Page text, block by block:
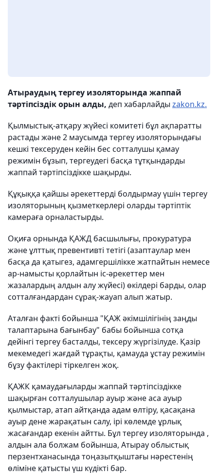
Атыраудың тергеу изоляторында жаппай
тәртіпсіздік орын алды, деп хабарлайды zakon.kz.
Қылмыстық-атқару жүйесі комитеті бұл ақпаратты
растады және 2 маусымда тергеу изоляторындағы
кешкі тексеруден кейін бес сотталушы қамау
режимін бұзып, тергеудегі басқа тұтқындарды
жаппай тәртіпсіздікке шақырды.
Құқыққа қайшы әрекеттерді болдырмау үшін тергеу
изоляторының қызметкерлері оларды тәртіптік
камераға орналастырды.
Оқиға орнында ҚАЖД басшылығы, прокуратура
және ұлттық превентивті тетігі (азаптаулар мен
басқа да қатыгез, адамгершілікке жатпайтын немесе
ар-намысты қорлайтын іс-әрекеттер мен
жазалардың алдын алу жүйесі) өкілдері барды, олар
сотталғандардан сұрақ-жауап алып жатыр.
Аталған факті бойынша "ҚАЖ әкімшілігінің заңды
талаптарына бағынбау" бабы бойынша сотқа
дейінгі тергеу басталды, тексеру жүргізілуде. Қазір
мекемедегі жағдай тұрақты, қамауда ұстау режимін
бұзу фактілері тіркелген жоқ.
ҚАЖК қамаудағыларды жаппай тәртіпсіздікке
шақырған сотталушылар ауыр және аса ауыр
қылмыстар, атап айтқанда адам өлтіру, қасақана
ауыр дене жарақатын салу, ірі көлемде ұрлық
жасағандар екенін айтты. Бұл тергеу изоляторында ,
алдын ала болжам бойынша, Атырау облыстық
перзентханасында тоңазытқыштағы нәрестенің
өліміне қатысты үш күдікті бар.